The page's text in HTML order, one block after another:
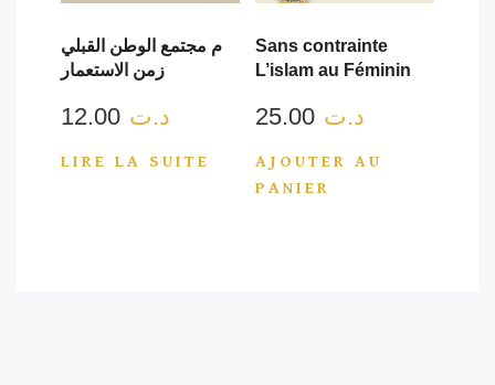
م مجتمع الوطن القبلي
زمن الاستعمار
د.ت
LIRE LA SUITE
Sans contrainte
L’islam au Féminin
د.ت 25.00
AJOUTER AU
PANIER